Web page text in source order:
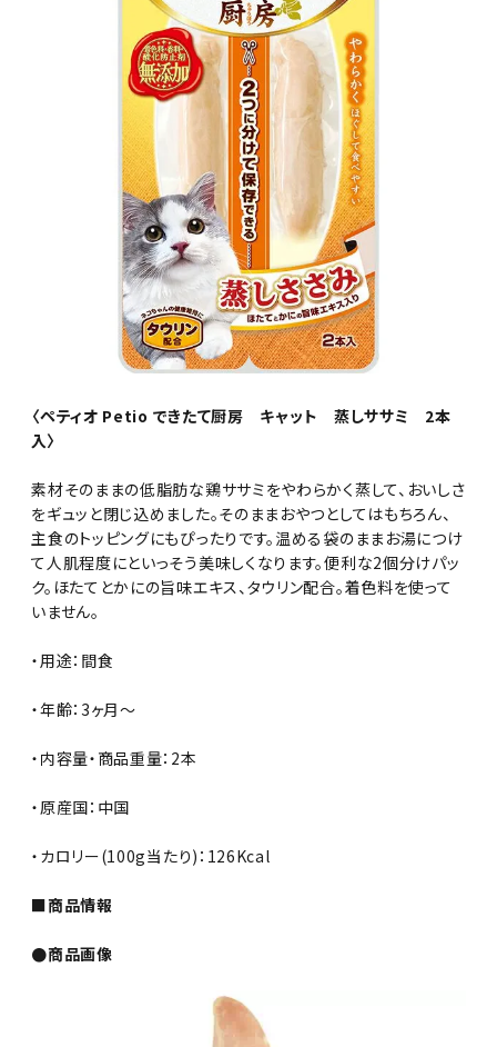
〈ペティオ Petio できたて厨房 キャット 蒸しササミ 2本
入〉
素材そのままの低脂肪な鶏ササミをやわらかく蒸して、おいしさ
をギュッと閉じ込めました。そのままおやつとしてはもちろん、
主食のトッピングにもぴったりです。温める袋のままお湯につけ
て人肌程度にといっそう美味しくなります。便利な2個分けパッ
ク。ほたてとかにの旨味エキス、タウリン配合。着色料を使って
いません。
・用途：間食
・年齢：3ヶ月～
・内容量・商品重量：2本
・原産国：中国
・カロリー(100g当たり)：126Kcal
■商品情報
●商品画像